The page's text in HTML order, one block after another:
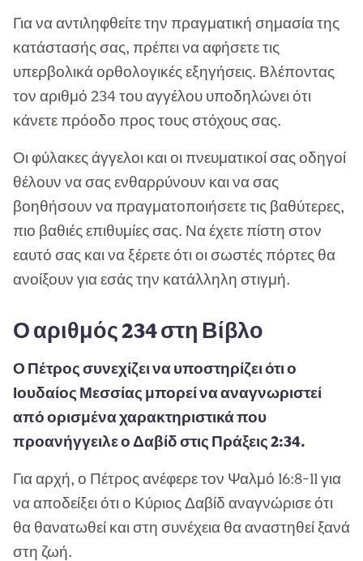
Για να αντιληφθείτε την πραγματική σημασία της
κατάστασής σας, πρέπει να αφήσετε τις
υπερβολικά ορθολογικές εξηγήσεις. Βλέποντας
τον αριθμό 234 του αγγέλου υποδηλώνει ότι
κάνετε πρόοδο προς τους στόχους σας.
Οι φύλακες άγγελοι και οι πνευματικοί σας οδηγοί
θέλουν να σας ενθαρρύνουν και να σας
βοηθήσουν να πραγματοποιήσετε τις βαθύτερες,
πιο βαθιές επιθυμίες σας. Να έχετε πίστη στον
εαυτό σας και να ξέρετε ότι οι σωστές πόρτες θα
ανοίξουν για εσάς την κατάλληλη στιγμή.
Ο αριθμός 234 στη Βίβλο
Ο Πέτρος συνεχίζει να υποστηρίζει ότι ο
Ιουδαίος Μεσσίας μπορεί να αναγνωριστεί
από ορισμένα χαρακτηριστικά που
προανήγγειλε ο Δαβίδ στις Πράξεις 2:34.
Για αρχή, ο Πέτρος ανέφερε τον Ψαλμό 16:8-11 για
να αποδείξει ότι ο Κύριος Δαβίδ αναγνώρισε ότι
θα θανατωθεί και στη συνέχεια θα αναστηθεί ξανά
στη ζωή.